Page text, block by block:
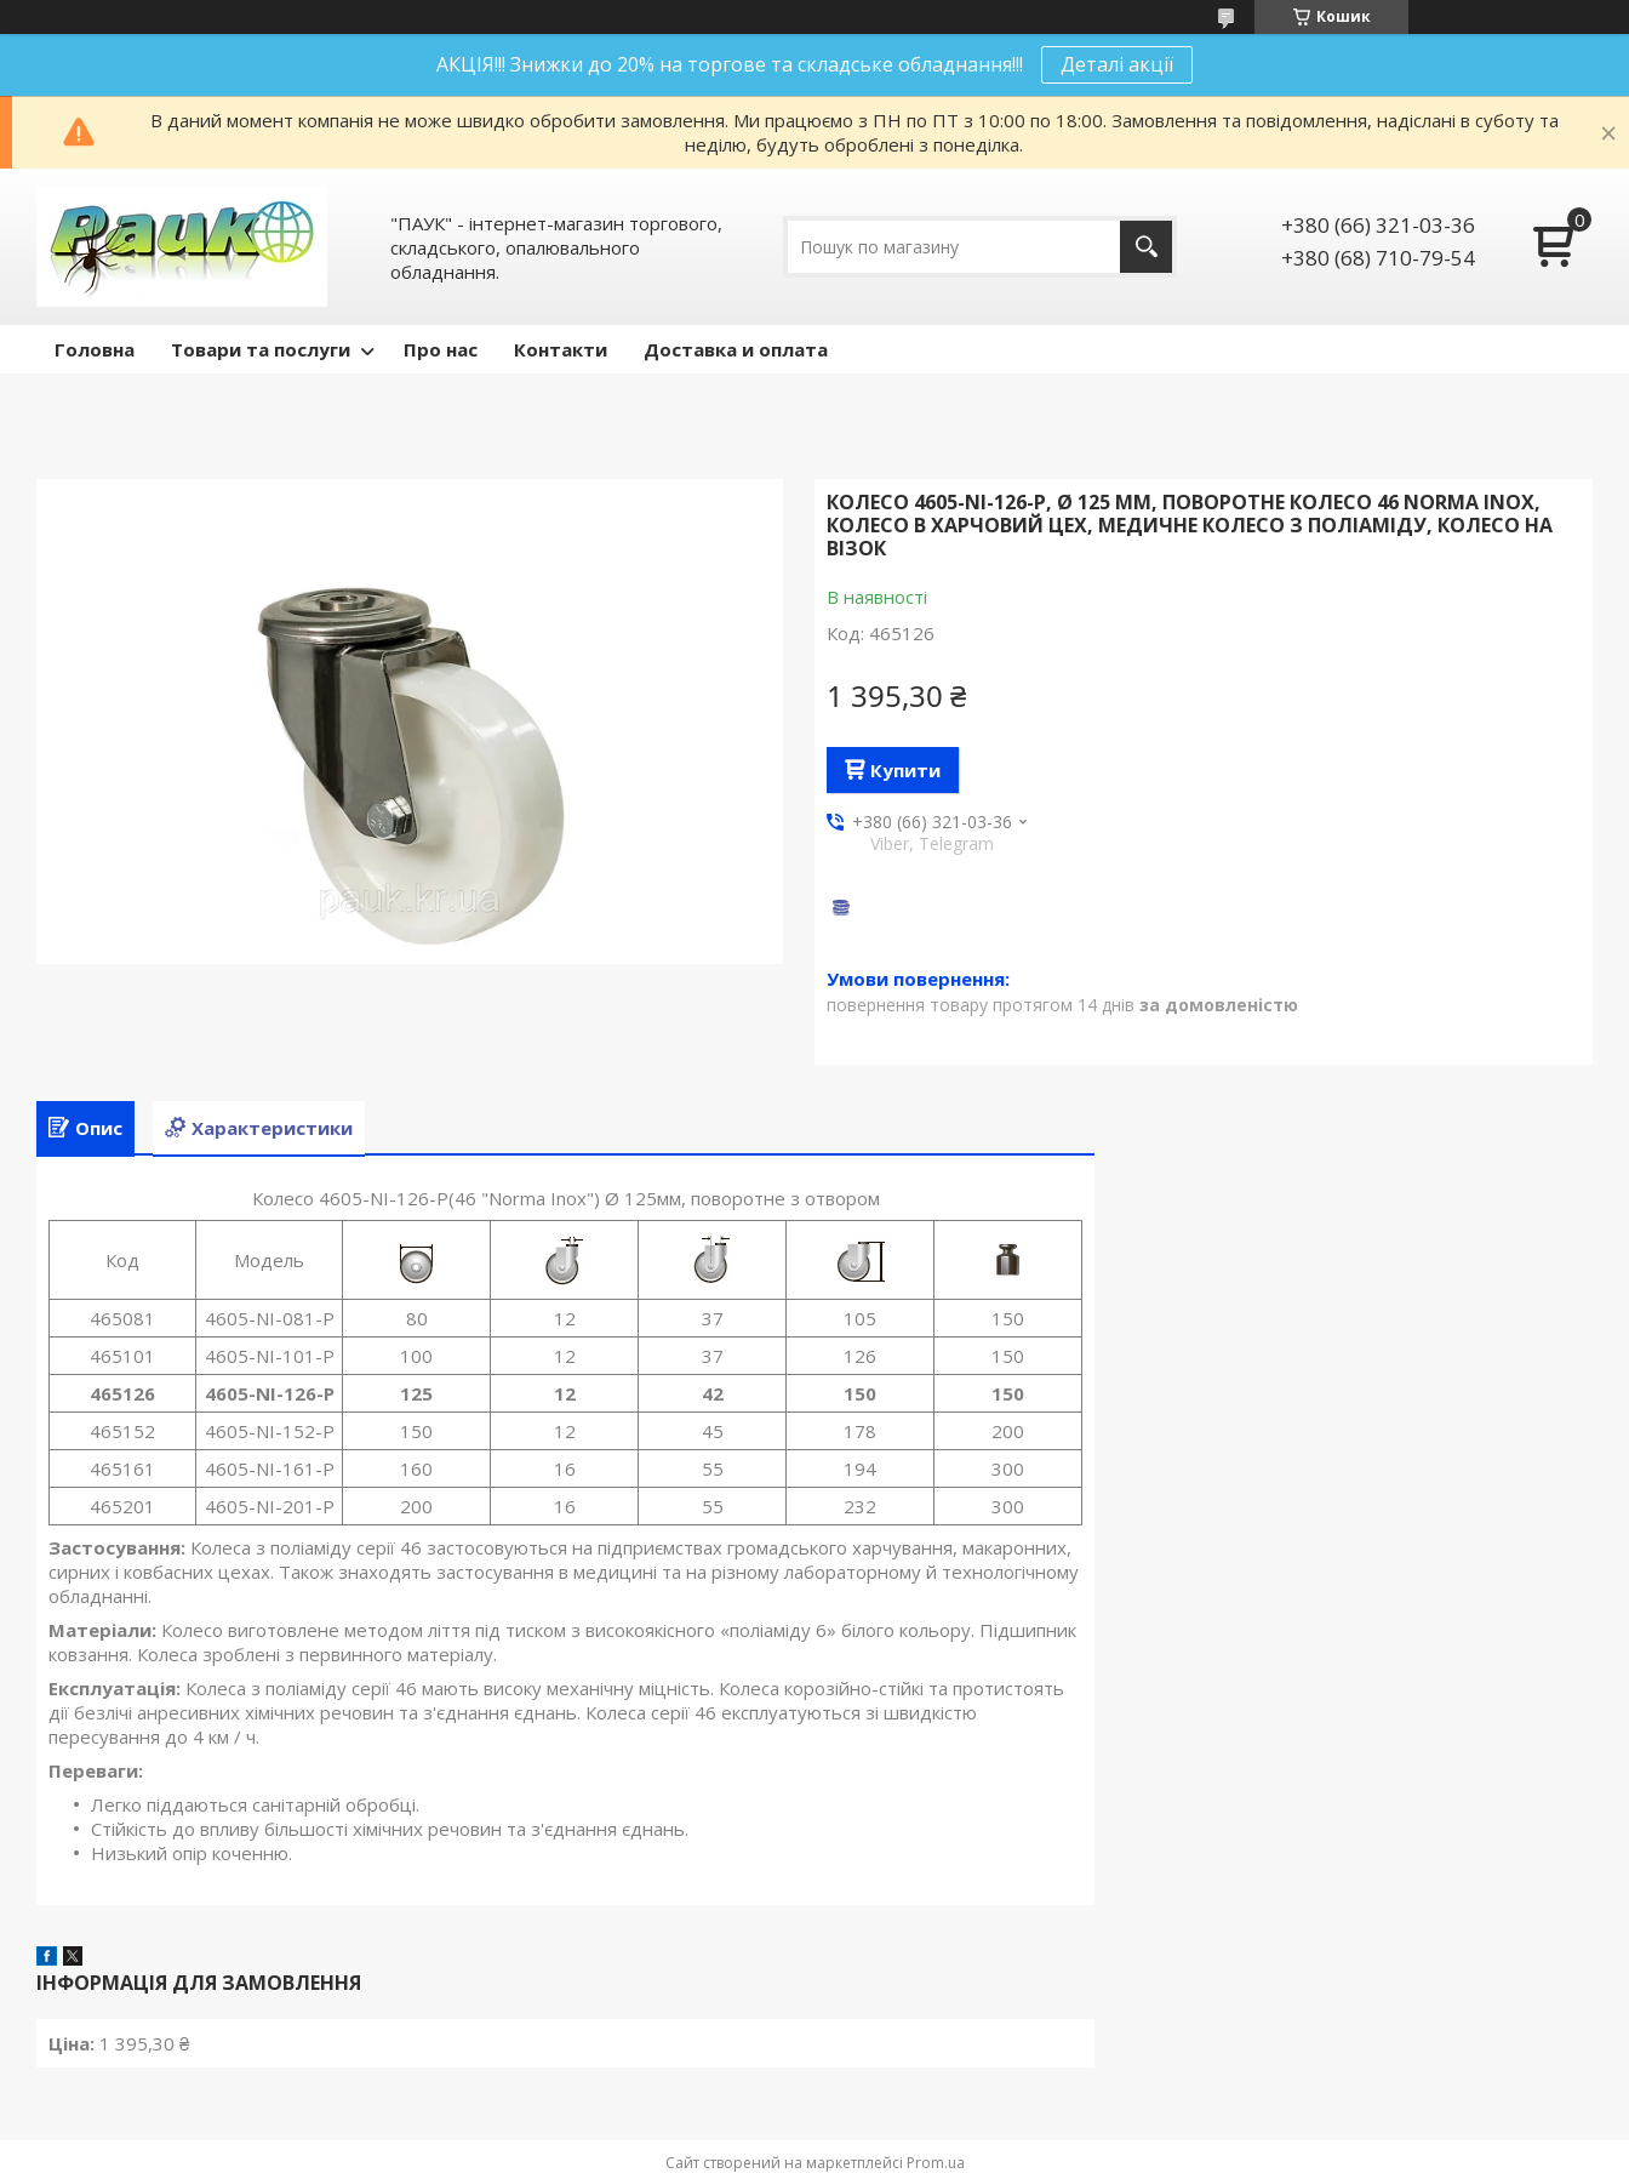
Кошик
АКЦІЯ!!! Знижки до 20% на торгове та складське обладнання!!! Деталі акції
В даний момент компанія не може швидко обробити замовлення. Ми працюємо з ПН по ПТ з 10:00 по 18:00. Замовлення та повідомлення, надіслані в суботу та
неділю, будуть оброблені з понеділка.
"ПАУК" - інтернет-магазин торгового,
складського, опалювального
обладнання.
+380 (66) 321-03-36
+380 (68) 710-79-54
Головна Товари та послуги Про нас Контакти Доставка и оплата
КОЛЕСО 4605-NI-126-P, Ø 125 ММ, ПОВОРОТНЕ КОЛЕСО 46 NORMA INOX,
КОЛЕСО В ХАРЧОВИЙ ЦЕХ, МЕДИЧНЕ КОЛЕСО З ПОЛІАМІДУ, КОЛЕСО НА
ВІЗОК
В наявності
Код: 465126
1 395,30 ₴
Купити
+380 (66) 321-03-36
Viber, Telegram
повернення товару протягом 14 днів за домовленістю
Опис Характеристики
Колесо 4605-NI-126-P(46 "Norma Inox") Ø 125мм, поворотне з отвором
Код Модель
465081 4605-NI-081-P 80 12 37 105
150
465101
4605-NI-101-P 100 12 37 126
150
465126
4605-NI-126-P 125 12 42 150
150
465152
4605-NI-152-P 150 12 45 178
200
465161
4605-NI-161-P 160 16 55 194
300
465201
4605-NI-201-P 200 16 55 232
300
Застосування: Колеса з поліаміду серії 46 застосовуються на підприємствах громадського харчування, макаронних,
сирних і ковбасних цехах. Також знаходять застосування в медицині та на різному лабораторному й технологічному
обладнанні.
Матеріали: Колесо виготовлене методом ліття під тиском з високоякісного «поліаміду 6» білого кольору. Підшипник
ковзання. Колеса зроблені з первинного матеріалу.
Експлуатація: Колеса з поліаміду серії 46 мають високу механічну міцність. Колеса корозійно-стійкі та протистоять
дії безлічі анресивних хімічних речовин та з'єднання єднань. Колеса серії 46 експлуатуються зі швидкістю
пересування до 4 км / ч.
Переваги:
Легко піддаються санітарній обробці.
Стійкість до впливу більшості хімічних речовин та з'єднання єднань.
Низький опір коченню.
ІНФОРМАЦІЯ ДЛЯ ЗАМОВЛЕННЯ
Ціна: 1 395,30 ₴
Сайт створений на маркетплейсі Prom.ua